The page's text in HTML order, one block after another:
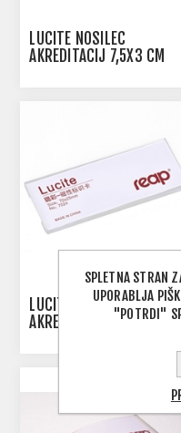
LUCITE NOSILEC
AKREDITACIJ 7,5X3 CM
LUCITE NOSILEC
AKREDITACIJ 7X2,5 CM
SPLETNA STRAN
UPORABLJA
"POTRDI"